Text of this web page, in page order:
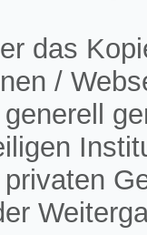
das
/